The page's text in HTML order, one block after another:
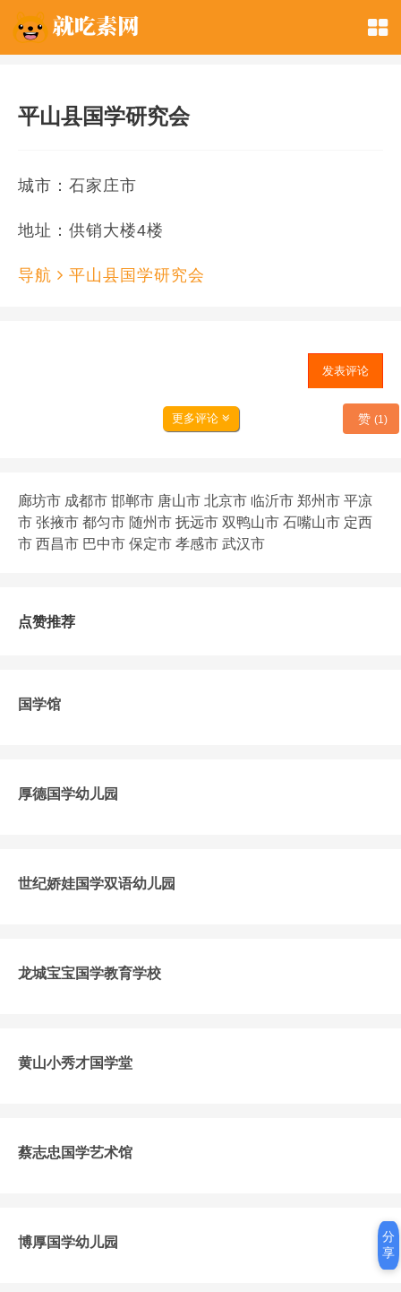
平山县国学研究会
城市：石家庄市
地址：供销大楼4楼
导航 平山县国学研究会
赞(1)
发表评论
更多评论
廊坊市 成都市 邯郸市 唐山市 北京市 临沂市 郑州市 平凉
市 张掖市 都匀市 随州市 抚远市 双鸭山市 石嘴山市 定西
市 西昌市 巴中市 保定市 孝感市 武汉市
点赞推荐
国学馆
厚德国学幼儿园
世纪娇娃国学双语幼儿园
龙城宝宝国学教育学校
黄山小秀才国学堂
蔡志忠国学艺术馆
博厚国学幼儿园
分
享